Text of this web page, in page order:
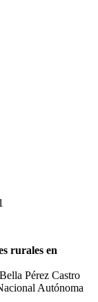
rurales en
Pérez Castro
Autónoma